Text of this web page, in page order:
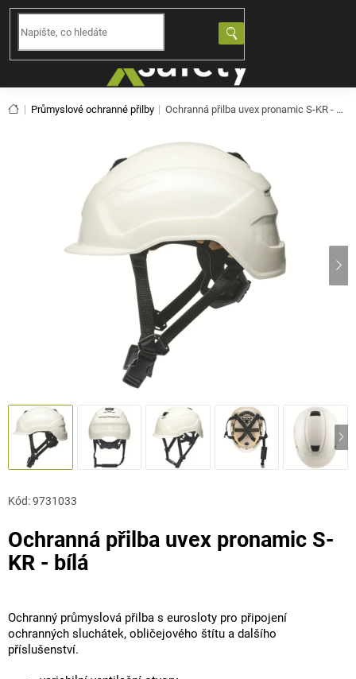
Přejít
obsah
Domů
Průmyslové ochranné přilby Ochranná přilba uvex pronamic S-KR - bílá
Ochranná přilba uvex pronamic S-
KR - bílá
Kód:9731033
Ochranný průmyslová přilba s eurosloty pro připojení
ochranných sluchátek, obličejového štítu a dalšího
příslušenství.